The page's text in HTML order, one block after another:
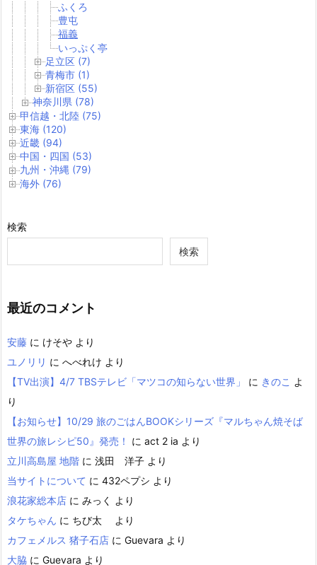
ふくろ
豊屯
福義
いっぷく亭
足立区 (7)
青梅市 (1)
新宿区 (55)
神奈川県 (78)
甲信越・北陸 (75)
東海 (120)
近畿 (94)
中国・四国 (53)
九州・沖縄 (79)
海外 (76)
検索
検索
最近のコメント
安藤 に けそや より
ユノリリ に へべれけ より
【TV出演】4/7 TBSテレビ「マツコの知らない世界」
に きのこ よ
り
【お知らせ】10/29 旅のごはんBOOKシリーズ『マルちゃん焼そば
世界の旅レシピ50』発売！
に act 2 ia より
立川高島屋 地階 に 浅田 洋子 より
当サイトについて に 432ペプシ より
浪花家総本店 に みっく
より
タケちゃん に ちび太
より
カフェメルス 猪子石店 に Guevara より
大脇 に Guevara より